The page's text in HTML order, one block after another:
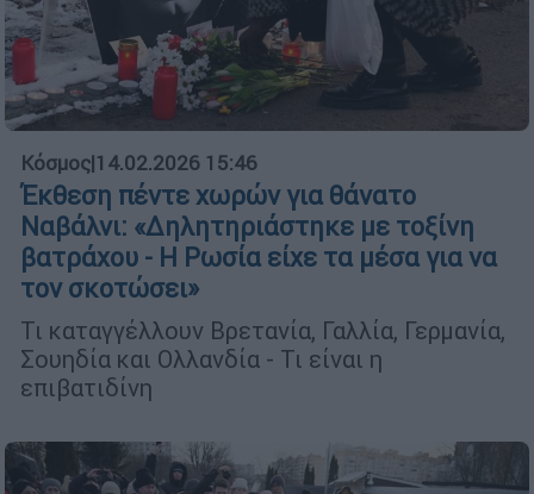
Κόσμος|14.02.2026 15:46
Έκθεση πέντε χωρών για θάνατο
Ναβάλνι: «Δηλητηριάστηκε με τοξίνη
βατράχου - Η Ρωσία είχε τα μέσα για να
τον σκοτώσει»
Τι καταγγέλλουν Βρετανία, Γαλλία, Γερμανία,
Σουηδία και Ολλανδία - Τι είναι η
επιβατιδίνη